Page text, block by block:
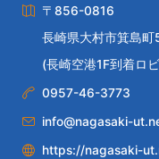
〒856-0816
長崎県大村市箕島
(長崎空港1F到着ロ
0957-46-3773
info@nagasaki-
https://nagasaki-